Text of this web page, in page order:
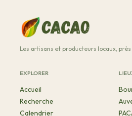
Les artisans et producteurs locaux, près
EXPLORER
Accueil
Recherche
Calendrier